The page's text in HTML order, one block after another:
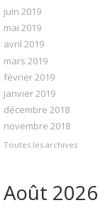
juin 2019
mai 2019
avril 2019
mars 2019
février 2019
janvier 2019
décembre 2018
novembre 2018
Toutes les archives
Août 2026